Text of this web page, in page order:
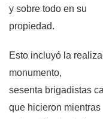
y sobre todo en su
propiedad.
Esto incluyó la
monumento,
sesenta brigadistas
que hicieron mientras